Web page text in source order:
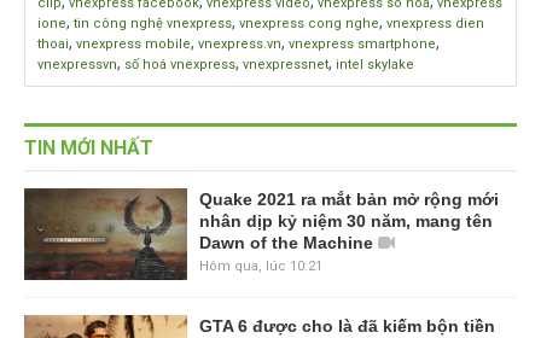
ione, tin công nghệ vnexpress, vnexpress cong nghe, vnexpress dien
thoai, vnexpress mobile, vnexpress.vn, vnexpress smartphone,
vnexpressvn, số hoá vnexpress, vnexpressnet, intel skylake
TIN MỚI NHẤT
Quake 2021 ra mắt bản mở rộng mới
nhân dịp kỷ niệm 30 năm, mang tên
Dawn of the Machine
Hôm qua, lúc 10:21
GTA 6 được cho là đã kiếm bộn tiền